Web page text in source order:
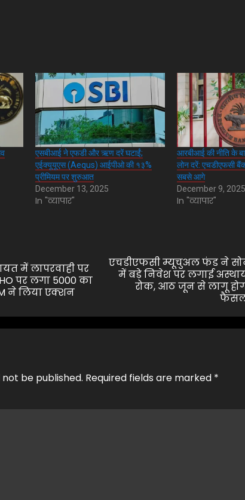
एसबीआई ने एफडी और ऋण दरें घटाईं;
एईक्यूयूएस (Aequs) आईपीओ की १३%
प्रीमियम पर शुरुआत
December 13, 2025
In "व्यापार"
आरबीआई की नीति के
लोन दरें: एचडीएफसी
सबसे आगे
December 9, 2025
In "व्यापार"
Previous
में लापरवाही पर
पर लगा 5000 का
ने लिया एक्शन
Next
एचडीएफसी म्यूचुअल फंड ने
में बड़े निवेश पर लगाई
रोक, आठ जून से लागू
be published. Required fields are marked *